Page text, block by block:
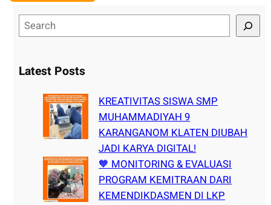
e
rLatest Posts
KREATIVITAS SISWA SMP
MUHAMMADIYAH 9
KARANGANOM KLATEN DIUBAH
JADI KARYA DIGITAL!
🧡 MONITORING & EVALUASI
PROGRAM KEMITRAAN DARI
KEMENDIKDASMEN DI LKP